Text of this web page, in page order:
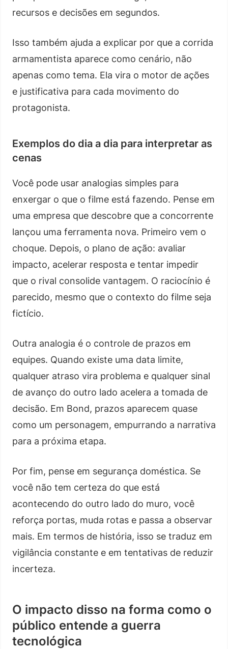
recursos e decisões em segundos.
Isso também ajuda a explicar por que a corrida
armamentista aparece como cenário, não
apenas como tema. Ela vira o motor de ações
e justificativa para cada movimento do
protagonista.
Exemplos do dia a dia para interpretar as
cenas
Você pode usar analogias simples para
enxergar o que o filme está fazendo. Pense em
uma empresa que descobre que a concorrente
lançou uma ferramenta nova. Primeiro vem o
choque. Depois, o plano de ação: avaliar
impacto, acelerar resposta e tentar impedir
que o rival consolide vantagem. O raciocínio é
parecido, mesmo que o contexto do filme seja
fictício.
Outra analogia é o controle de prazos em
equipes. Quando existe uma data limite,
qualquer atraso vira problema e qualquer sinal
de avanço do outro lado acelera a tomada de
decisão. Em Bond, prazos aparecem quase
como um personagem, empurrando a narrativa
para a próxima etapa.
Por fim, pense em segurança doméstica. Se
você não tem certeza do que está
acontecendo do outro lado do muro, você
reforça portas, muda rotas e passa a observar
mais. Em termos de história, isso se traduz em
vigilância constante e em tentativas de reduzir
incerteza.
O impacto disso na forma como o
público entende a guerra
tecnológica